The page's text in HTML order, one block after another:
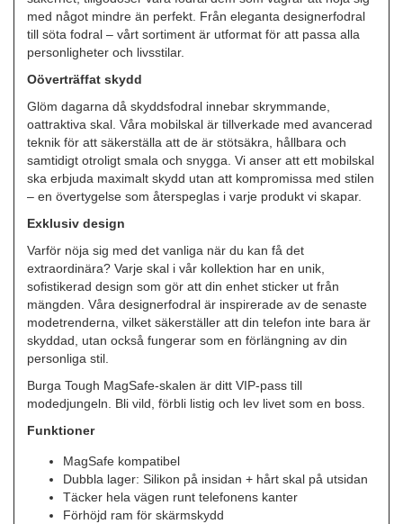
med något mindre än perfekt. Från eleganta designerfodral
till söta fodral – vårt sortiment är utformat för att passa alla
personligheter och livsstilar.
Oöverträffat skydd
Glöm dagarna då skyddsfodral innebar skrymmande,
oattraktiva skal. Våra mobilskal är tillverkade med avancerad
teknik för att säkerställa att de är stötsäkra, hållbara och
samtidigt otroligt smala och snygga. Vi anser att ett mobilskal
ska erbjuda maximalt skydd utan att kompromissa med stilen
– en övertygelse som återspeglas i varje produkt vi skapar.
Exklusiv design
Varför nöja sig med det vanliga när du kan få det
extraordinära? Varje skal i vår kollektion har en unik,
sofistikerad design som gör att din enhet sticker ut från
mängden. Våra designerfodral är inspirerade av de senaste
modetrenderna, vilket säkerställer att din telefon inte bara är
skyddad, utan också fungerar som en förlängning av din
personliga stil.
Burga Tough MagSafe-skalen är ditt VIP-pass till
modedjungeln. Bli vild, förbli listig och lev livet som en boss.
Funktioner
MagSafe kompatibel
Dubbla lager: Silikon på insidan + hårt skal på utsidan
Täcker hela vägen runt telefonens kanter
Förhöjd ram för skärmskydd